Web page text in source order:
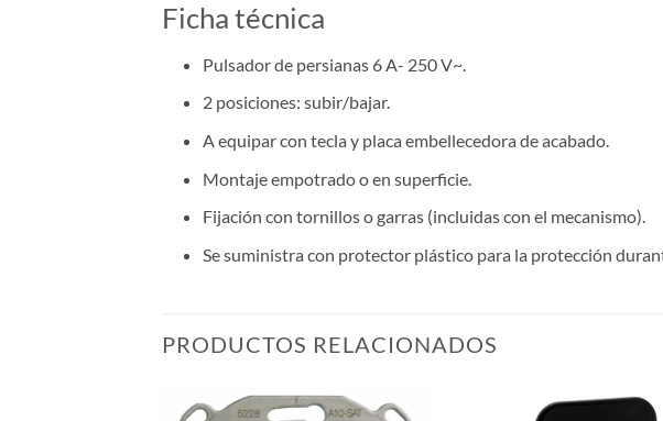
Ficha técnica
Pulsador de persianas 6 A- 250 V~.
2 posiciones: subir/bajar.
A equipar con tecla y placa embellecedora de acabado.
Montaje empotrado o en superficie.
Fijación con tornillos o garras (incluidas con el mecanismo).
Se suministra con protector plástico para la protección
PRODUCTOS RELACIONADOS